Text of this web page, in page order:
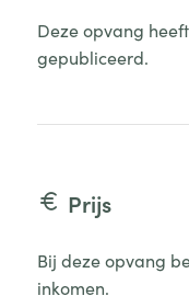
Deze opvang
gepubliceerd.
Prijs
Bij deze opvang
inkomen.